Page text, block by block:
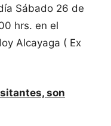
Sábado 26 de
hrs. en el
Alcayaga ( Ex
son